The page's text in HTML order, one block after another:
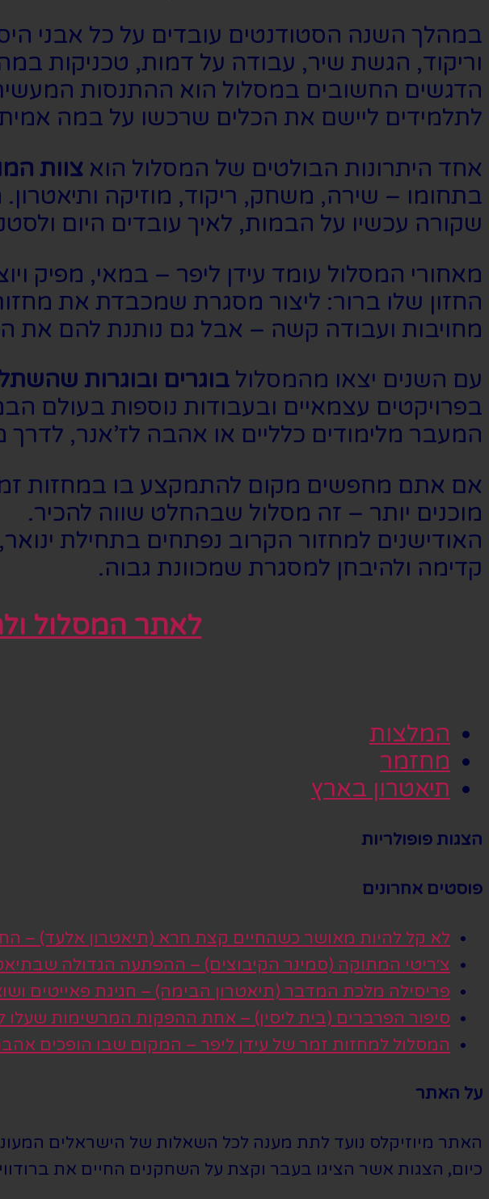
במהלך השנה הסטודנטים עובדים על כל אבני
וריקוד, הגשת שיר, עבודה על דמות, טכניקות
הדגשים החשובים במסלול הוא ההתנסות
לתלמידים ליישם את הכלים שרכשו על במה
אחד היתרונות הבולטים של המסלול הוא צוות
בתחומו – שירה, משחק, ריקוד, מוזיקה
שקורה עכשיו על הבמות, לאיך עובדים היום
מאחורי המסלול עומד עידן ליפר – במאי, מפיק
החזון שלו ברור: ליצור מסגרת שמכבדת את
מחויבות ועבודה קשה – אבל גם נותנת להם את
עם השנים יצאו מהמסלול בוגרים ובוגרות
בפרויקטים עצמאיים ובעבודות נוספות בעולם
המעבר מלימודים כלליים או אהבה לז’אנר, לדרך
אם אתם מחפשים מקום להתמקצע בו במחזות
מוכנים יותר – זה מסלול שבהחלט שווה להכיר.
האודישנים למחזור הקרוב נפתחים בתחילת
קדימה ולהיבחן למסגרת שמכוונת גבוה.
לאתר המסלול
המלצות
מחזמר
תיאטרון בארץ
הצגות פופולריות
פוסטים אחרונים
לא קל להיות מאושר כשהחיים קצת חרא (תיאטרון אלעד) –
צ׳ריטי המתוקה (סמינר הקיבוצים) – ההפתעה הגדולה
פריסילה מלכת המדבר (תיאטרון הבימה) – חגיגת פאייטים
סיפור הפרברים (בית ליסין) – אחת ההפקות המרשימות שעלו
המסלול למחזות זמר של עידן ליפר – המקום שבו הופכים
על האתר
האתר מיוזיקלס נועד לתת מענה לכל השאלות של הישראלים
כיום, הצגות אשר הציגו בעבר וקצת על השחקנים החיים את